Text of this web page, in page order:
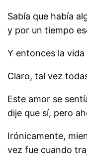
Sabía que había
y por un tiempo
Y entonces la
Claro, tal vez
Este amor se
dije que sí, pero
Irónicamente,
vez fue cuando